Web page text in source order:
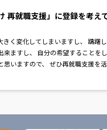
再就職支援」に登録を考
く変化してしまいますし、 躊躇
ますし、 自分の希望することを
いますので、 ぜひ再就職支援を